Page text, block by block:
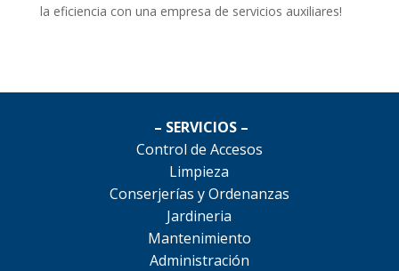
la eficiencia con una empresa de servicios auxiliares!
– SERVICIOS –
Control de Accesos
Limpieza
Conserjerías y Ordenanzas
Jardineria
Mantenimiento
Administración